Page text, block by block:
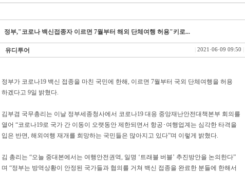
정부,"코로나 백신접종자 이르면 7월부터 해외 단체여행 허용"키로...
유디투어 2021·06·09 09:50
정부가 코로나19 백신 접종을 마친 국민에 한해, 이르면 7월부터 국외 단체여행을 허용
하겠다고 9일 밝혔다.
김부겸 국무총리는 이날 정부세종청사에서 코로나19 대응 중앙재난안전대책본부 회의를
열어 “코로나19로 국가 간 이동이 오랫동안 제한되면서 항공･여행업계는 심각한 타격을
입은 반면, 해외여행 재개를 희망하는 국민들은 많아지고 있다”며 이렇게 밝혔다.
김 총리는 “오늘 중대본에서는 여행안전권역, 일명 ‘트래블 버블’ 추진방안을 논의한다”
며 “정부는 방역상황이 안정된 국가들과 협의를 거쳐 백신 접종을 완료한 분들에 한해서